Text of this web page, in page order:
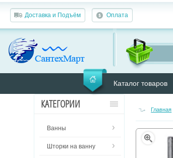
Доставка и Подъём Оплата
Каталог товаров
КАТЕГОРИИ
Ванны
Шторки на ванну
Главная